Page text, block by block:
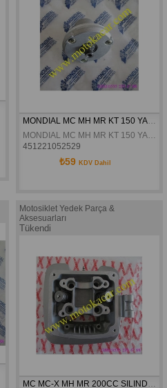
MONDIAL MC MH MR KT 150 YAG POMPASI ROTOR KAPAGI KOMPLE ORJINAL
MONDIAL MC MH MR KT 150 YAG POMPASI ROTOR KAPAGI KOMPLE ORJINAL
451221052529
₺59 KDV Dahil
Motosiklet Yedek Parça &
Aksesuarları
Tükendi
MC MC-X MH MR 200CC SILINDIR ÜST KAPAK DELTAFORCE